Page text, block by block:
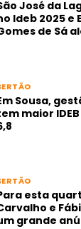
José da
Ideb 2025 e
de Sá
Sousa,
maior
esta
e
grande